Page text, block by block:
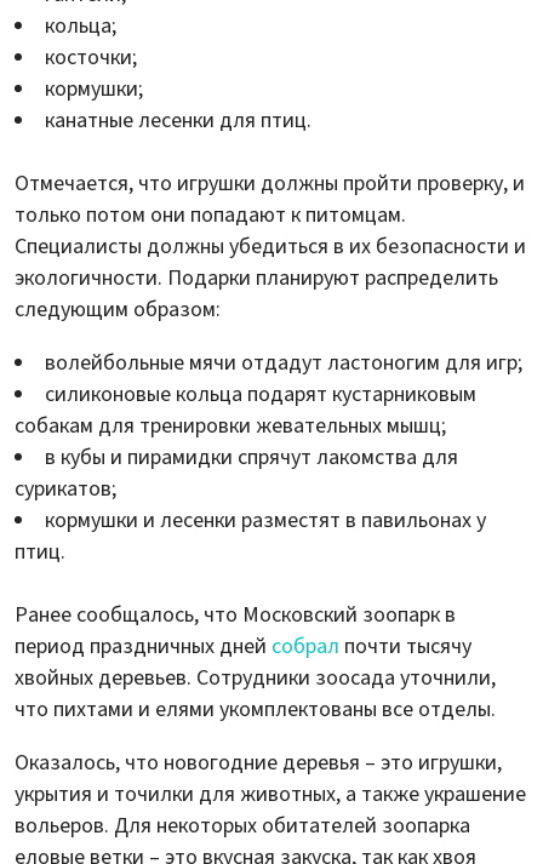
кольца;
косточки;
кормушки;
канатные лесенки для птиц.
Отмечается, что игрушки должны пройти проверку, и
только потом они попадают к питомцам.
Специалисты должны убедиться в их безопасности и
экологичности. Подарки планируют распределить
следующим образом:
волейбольные мячи отдадут ластоногим для игр;
силиконовые кольца подарят кустарниковым
собакам для тренировки жевательных мышц;
в кубы и пирамидки спрячут лакомства для
сурикатов;
кормушки и лесенки разместят в павильонах у
птиц.
Ранее сообщалось, что Московский зоопарк в
период праздничных дней собрал почти тысячу
хвойных деревьев. Сотрудники зоосада уточнили,
что пихтами и елями укомплектованы все отделы.
Оказалось, что новогодние деревья – это игрушки,
укрытия и точилки для животных, а также украшение
вольеров. Для некоторых обитателей зоопарка
еловые ветки – это вкусная закуска, так как хвоя